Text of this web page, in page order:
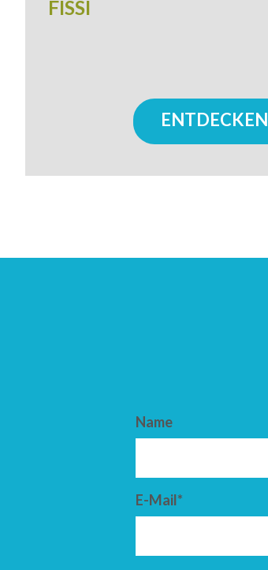
FISSI
ENTDECKEN
Name
E-Mail*